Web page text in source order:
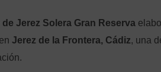
de Jerez Solera Gran Reserva
enJerez de la Frontera, Cádiz, una